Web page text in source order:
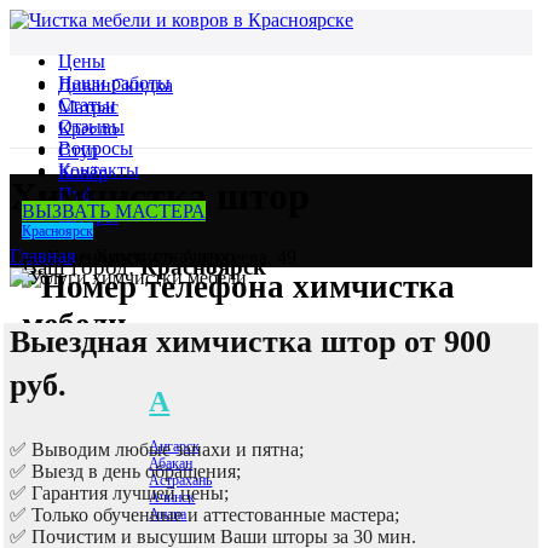
Цены
Наши работы
Статьи
Отзывы
Вопросы
Контакты
ВЫЗВАТЬ МАСТЕРА
Красноярск
Ваш город:Красноярск
А
Ангарск
Абакан
Астрахань
Ачинск
Анапа
ДиванСкидка
Матрас
Кресло
Стул
Ковёр
Пуф
Шторы
г. Красноярск, ул. Алексеева, 49
+7 958 100-51-98
Меню
+7 958 100-51-98
Химчистка штор
Главная
Выездная химчистка штор от 900
руб.
✅ Выводим любые запахи и пятна;
✅ Выезд в день обращения;
✅ Гарантия лучшей цены;
✅ Только обученные и аттестованные мастера;
✅ Почистим и высушим Ваши шторы за 30 мин.